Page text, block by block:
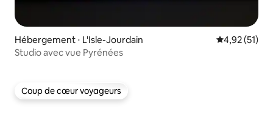
Hébergement ⋅ L'Isle-Jourdain Évaluation
4,92 (51)
Studio avec vue Pyrénées
Coup de cœur voyageurs
Coup de cœur voyageurs